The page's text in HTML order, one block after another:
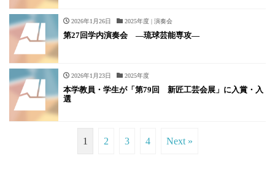
2026年1月26日 2025年度 | 演奏会
第27回学内演奏会 ―琉球芸能専攻―
2026年1月23日 2025年度
本学教員・学生が「第79回 新匠工芸会展」に入賞・入
選
1 2 3 4 Next »